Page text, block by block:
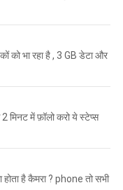
को भा रहा है , 3 GB डेटा और
में फ़ॉलो करो ये स्टेप्स
है कैमरा ? phone तो सभी